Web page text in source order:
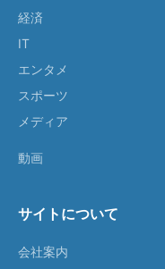
経済
IT
エンタメ
スポーツ
メディア
動画
サイトについて
会社案内